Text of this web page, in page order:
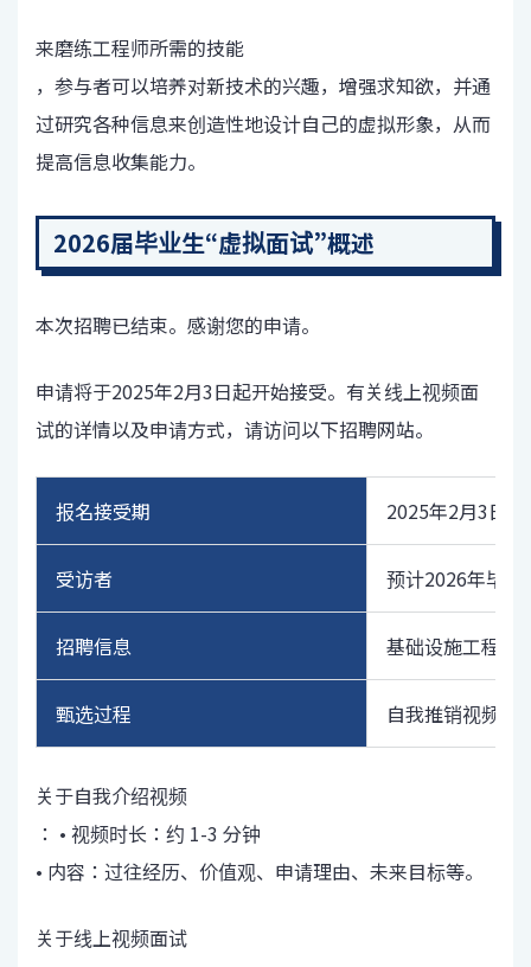
来磨练工程师所需的技能
，参与者可以培养对新技术的兴趣，增强求知欲，并通
过研究各种信息来创造性地设计自己的虚拟形象，从而
提高信息收集能力。
2026届毕业生“虚拟面试”概述
本次招聘已结束。感谢您的申请。
申请将于2025年2月3日起开始接受。有关线上视频面
试的详情以及申请方式，请访问以下招聘网站。
报名接受期 2025年2月3日
受访者 预计2026年毕业
招聘信息 基础设施工程师
甄选过程 自我推销视频
关于自我介绍视频
： • 视频时长：约 1-3 分钟
• 内容：过往经历、价值观、申请理由、未来目标等。
关于线上视频面试